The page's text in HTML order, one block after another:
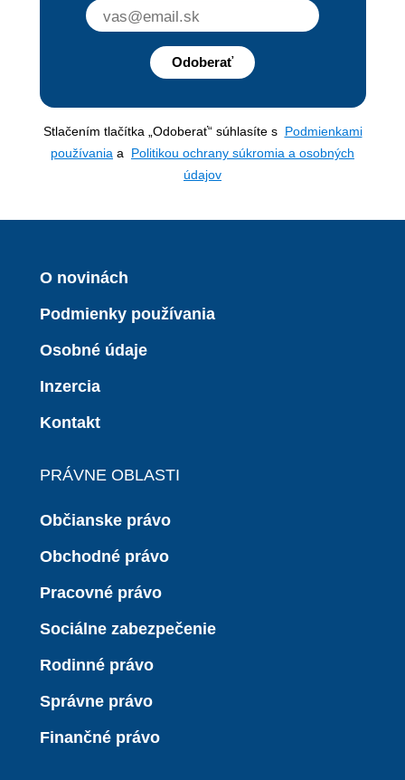
Odoberať
Stlačením tlačítka „Odoberať“ súhlasíte s Podmienkami
používania a Politikou ochrany súkromia a osobných
údajov
O novinách
Podmienky používania
Osobné údaje
Inzercia
Kontakt
PRÁVNE OBLASTI
Občianske právo
Obchodné právo
Pracovné právo
Sociálne zabezpečenie
Rodinné právo
Správne právo
Finančné právo